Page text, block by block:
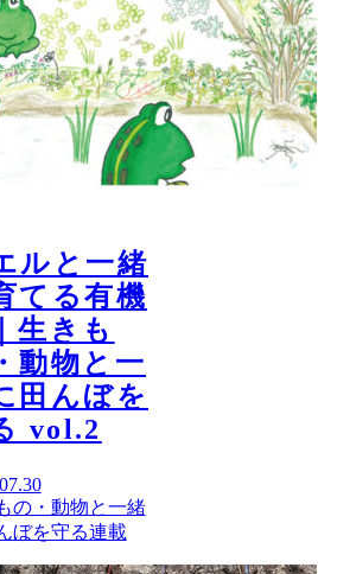
ルと一緒
てる有機
生きも
動物と一
田んぼを
vol.2
の・動物と一緒
ぼを守る連載